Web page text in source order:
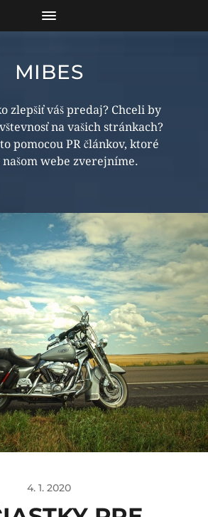
MIBES
zlepšiť váš predaj? Chceli by
na vašich stránkach?
pomocou PR článkov, ktoré
našom webe zverejníme.
4. 1. 2020